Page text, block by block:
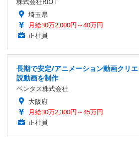
埼玉県
月給30万2,000円～40万円
正社員
長期で安定/アニメーション動画クリ
説動画を制作
ベンタス株式会社
大阪府
月給30万2,300円～45万円
正社員